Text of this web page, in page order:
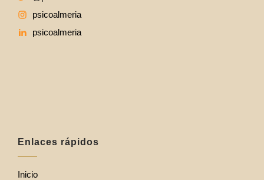
Enlaces rápidos
Inicio
psicoalmeria
psicoalmeria